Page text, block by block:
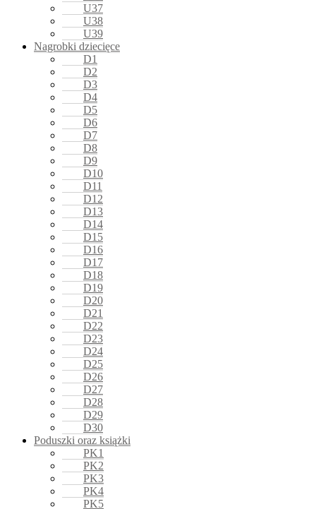
U37
U38
U39
Nagrobki dziecięce
D1
D2
D3
D4
D5
D6
D7
D8
D9
D10
D11
D12
D13
D14
D15
D16
D17
D18
D19
D20
D21
D22
D23
D24
D25
D26
D27
D28
D29
D30
Poduszki oraz książki
PK1
PK2
PK3
PK4
PK5